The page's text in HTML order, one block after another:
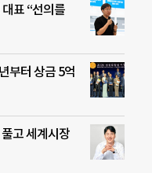
표 “선의를
부터 상금 5억
고 세계시장